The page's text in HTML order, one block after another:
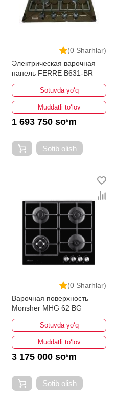
(0 Sharhlar)
Электрическая варочная
панель FERRE B631-BR
Sotuvda yo‘q
Muddatli to‘lov
1 693 750 so‘m
Sotib olish
(0 Sharhlar)
Варочная поверхность
Monsher MHG 62 BG
Sotuvda yo‘q
Muddatli to‘lov
3 175 000 so‘m
Sotib olish